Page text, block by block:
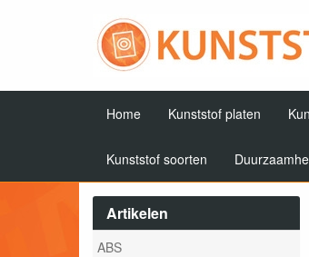
Home Kunststof platen
Kunststof soorten
Artikelen
ABS